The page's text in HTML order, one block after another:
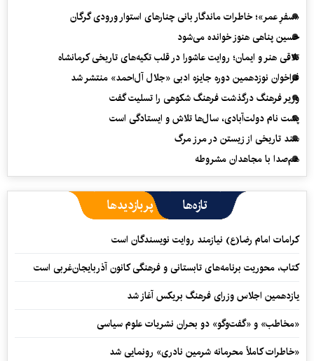
«سفرِ عمر»؛ خاطرات ماندگار بانی چنارهای استوار ورودی گرگان
حسین پناهی هنوز خوانده می‌شود
تلاقی هنر و ایمان؛ روایت عاشورا در قلب تکیه‌های تاریخی کرمانشاه
فراخوان نوزدهمین دوره جایزه ادبی «جلال آل‌احمد» منتشر شد
وزیر فرهنگ درگذشت فرهنگ شکوهی را تسلیت گفت
پشت نام دولت‌آبادی، سال‌ها تلاش و ایستادگی است
سند تاریخی از زیستن در مرز مرگ
هم‌صدا با مجاهدان مشروطه
تازه‌ها پربازدیدها
کرامات امام رضا(ع) نیازمند روایت نویسندگان است
کتاب، محوریت برنامه‌های تابستانی و فرهنگی کانون آذربایجان‌غربی است
یازدهمین اجلاس وزرای فرهنگ بریکس آغاز شد
«مخاطب» و «گفت‌وگو» دو بحران نشریات علوم سیاسی
«خاطرات کاملاً محرمانه شرمین نادری» رونمایی شد